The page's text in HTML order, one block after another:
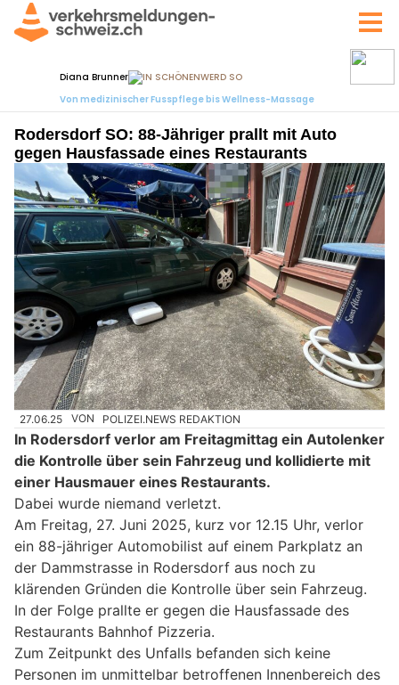
Rodersdorf SO: 88-Jähriger prallt mit Auto
gegen Hausfassade eines Restaurants
27.06.25 VON POLIZEI.NEWS REDAKTION
In Rodersdorf verlor am Freitagmittag ein Autolenker
die Kontrolle über sein Fahrzeug und kollidierte mit
einer Hausmauer eines Restaurants.
Dabei wurde niemand verletzt.
Am Freitag, 27. Juni 2025, kurz vor 12.15 Uhr, verlor
ein 88-jähriger Automobilist auf einem Parkplatz an
der Dammstrasse in Rodersdorf aus noch zu
klärenden Gründen die Kontrolle über sein Fahrzeug.
In der Folge prallte er gegen die Hausfassade des
Restaurants Bahnhof Pizzeria.
Zum Zeitpunkt des Unfalls befanden sich keine
Personen im unmittelbar betroffenen Innenbereich des